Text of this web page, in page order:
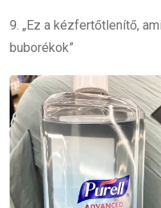
9. „Ez a kézfertőtlenítő,
buborékok”